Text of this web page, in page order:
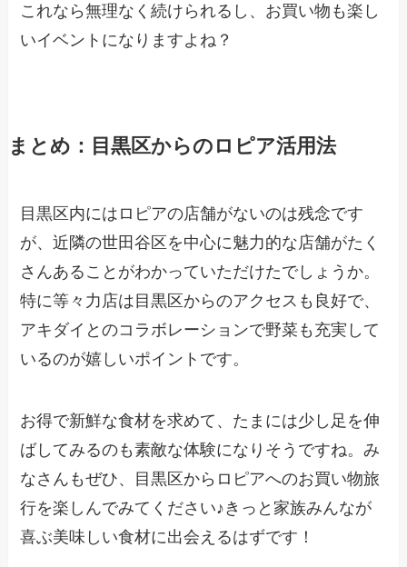
これなら無理なく続けられるし、お買い物も楽し
いイベントになりますよね？
まとめ：目黒区からのロピア活用法
目黒区内にはロピアの店舗がないのは残念です
が、近隣の世田谷区を中心に魅力的な店舗がたく
さんあることがわかっていただけたでしょうか。
特に等々力店は目黒区からのアクセスも良好で、
アキダイとのコラボレーションで野菜も充実して
いるのが嬉しいポイントです。
お得で新鮮な食材を求めて、たまには少し足を伸
ばしてみるのも素敵な体験になりそうですね。み
なさんもぜひ、目黒区からロピアへのお買い物旅
行を楽しんでみてください♪きっと家族みんなが
喜ぶ美味しい食材に出会えるはずです！